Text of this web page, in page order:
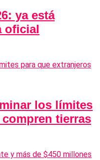
ya está
oficial
los límites
tierras